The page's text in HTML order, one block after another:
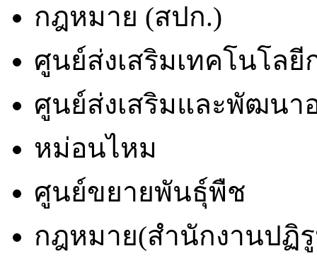
กฎหมาย (สปก.)
ศูนย์ส่งเสริมเทคโนโล
ศูนย์ส่งเสริมและพัฒนา
หม่อนไหม
ศูนย์ขยายพันธุ์พืช
กฎหมาย(สำนักงานปฏิ